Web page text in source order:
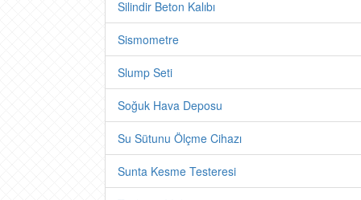
Silindir Beton Kalıbı
Sismometre
Slump Seti
Soğuk Hava Deposu
Su Sütunu Ölçme Cihazı
Sunta Kesme Testeresi